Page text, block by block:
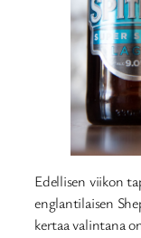
Edellisen viikon
englantilaisen
kertaa valintana